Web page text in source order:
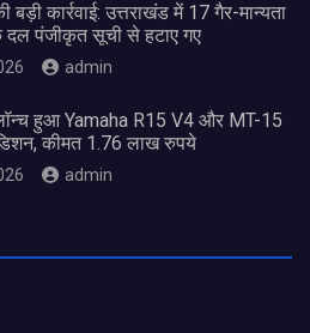
बड़ी कार्रवाई: उत्तराखंड में 17 गैर-मान्यता
दल पंजीकृत सूची से हटाए गए
admin
हुआ Yamaha R15 V4 और MT-15
कीमत 1.76 लाख रुपये
admin